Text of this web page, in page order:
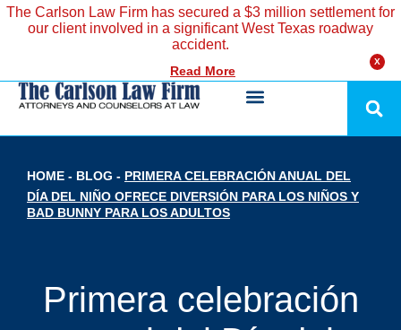
X
The Carlson Law Firm has secured a $3 million settlement for
our client involved in a significant West Texas roadway
accident.
Read More
HOME - BLOG - PRIMERA CELEBRACIÓN ANUAL DEL
DÍA DEL NIÑO OFRECE DIVERSIÓN PARA LOS NIÑOS Y
BAD BUNNY PARA LOS ADULTOS
Primera celebración